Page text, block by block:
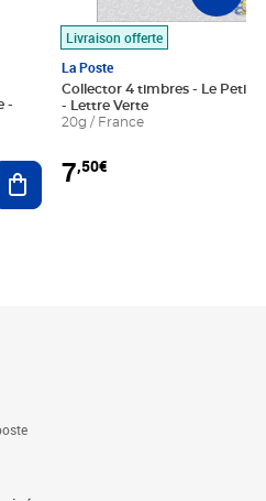
Ajouter au panier
Livraison offerte
La Poste
Collector 4 timbres - Le Petit
- Lettre Verte
20g / France
7,50€